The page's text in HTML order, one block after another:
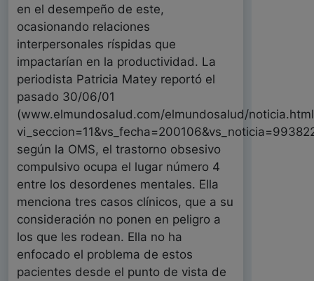
en el desempeño de este,
ocasionando relaciones
interpersonales ríspidas que
impactarían en la productividad. La
periodista Patricia Matey reportó el
pasado 30/06/01
(www.elmundosalud.com/elmundosalud/
según la OMS, el trastorno obsesivo
compulsivo ocupa el lugar número 4
entre los desordenes mentales. Ella
menciona tres casos clínicos, que a su
consideración no ponen en peligro a
los que les rodean. Ella no ha
enfocado el problema de estos
pacientes desde el punto de vista de